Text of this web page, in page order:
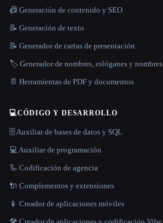
📠 Generación de contenido y SEO
📝 Generación de texto
📝 Generador de cartas de presentación
🏷️ Generador de nombres, eslóganes y nombres
📄 Herramientas de PDF y documentos
💻CÓDIGO Y DESARROLLO
🗄️ Auxiliar de bases de datos y SQL
💻 Auxiliar de programación
🦾 Codificación de agencia
🔌 Complementos y extensiones
📱 Creador de aplicaciones móviles